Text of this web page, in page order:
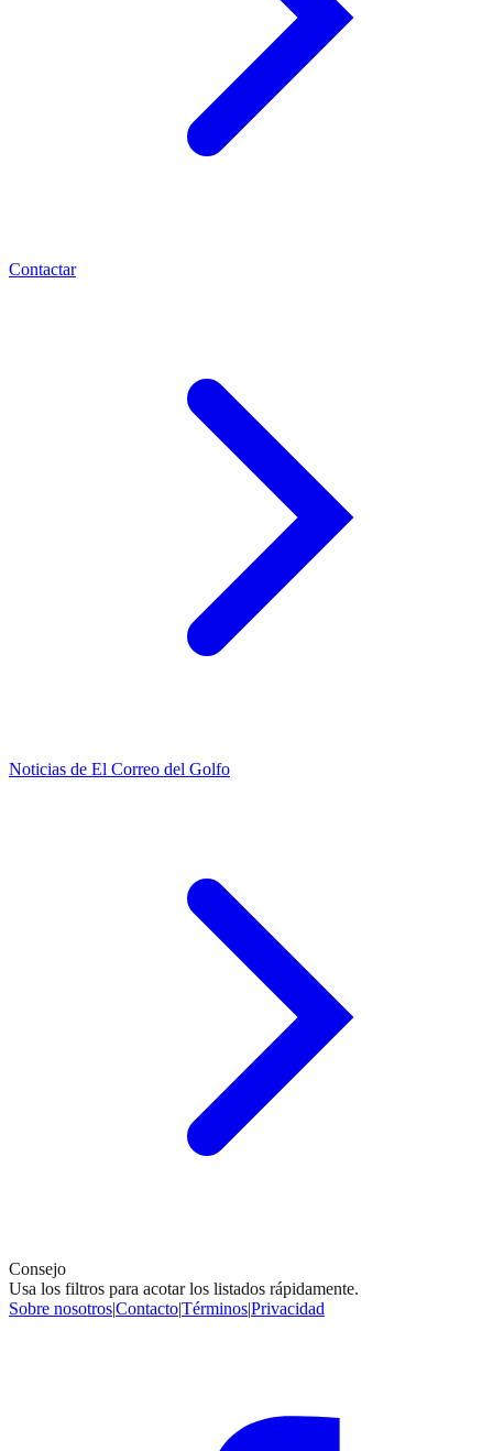
Contactar
Noticias de El Correo del Golfo
Consejo
Usa los filtros para acotar los listados rápidamente.
Sobre nosotros|Contacto|Términos|Privacidad